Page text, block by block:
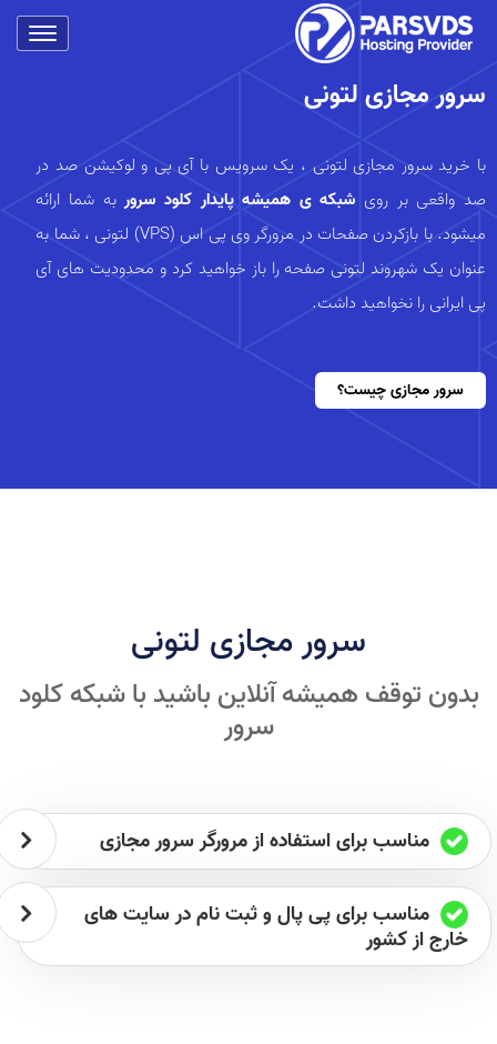
سرور مجازی لتونی
با خرید سرور مجازی لتونی ، یک سرویس با آی پی و لوکیشن صد در
صد واقعی بر روی شبکه ی همیشه پایدار کلود سروربه شما ارائه
میشود. با بازکردن صفحات در مرورگر وی پی اس (VPS) لتونی ، شما به
عنوان یک شهروند لتونی صفحه را باز خواهید کرد و محدودیت های آی
پی ایرانی را نخواهید داشت.
سرور مجازی چیست؟
سرور مجازی لتونی
بدون توقف همیشه آنلاین باشید با شبکه کلود
سرور
مناسب برای استفاده از مرورگر سرور مجازی
مناسب برای پی پال و ثبت نام در سایت های
خارج از کشور